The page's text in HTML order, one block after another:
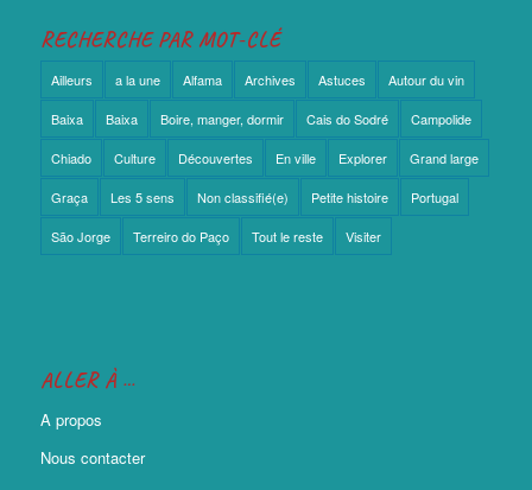
RECHERCHE PAR MOT-CLÉ
Ailleurs a la une Alfama Archives Astuces Autour du vin
Baixa Baixa Boire, manger, dormir Cais do Sodré Campolide
Chiado Culture Découvertes En ville Explorer Grand large
Graça Les 5 sens Non classifié(e) Petite histoire Portugal
São Jorge Terreiro do Paço Tout le reste Visiter
ALLER À …
A propos
Nous contacter